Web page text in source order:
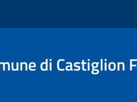
di Castiglion